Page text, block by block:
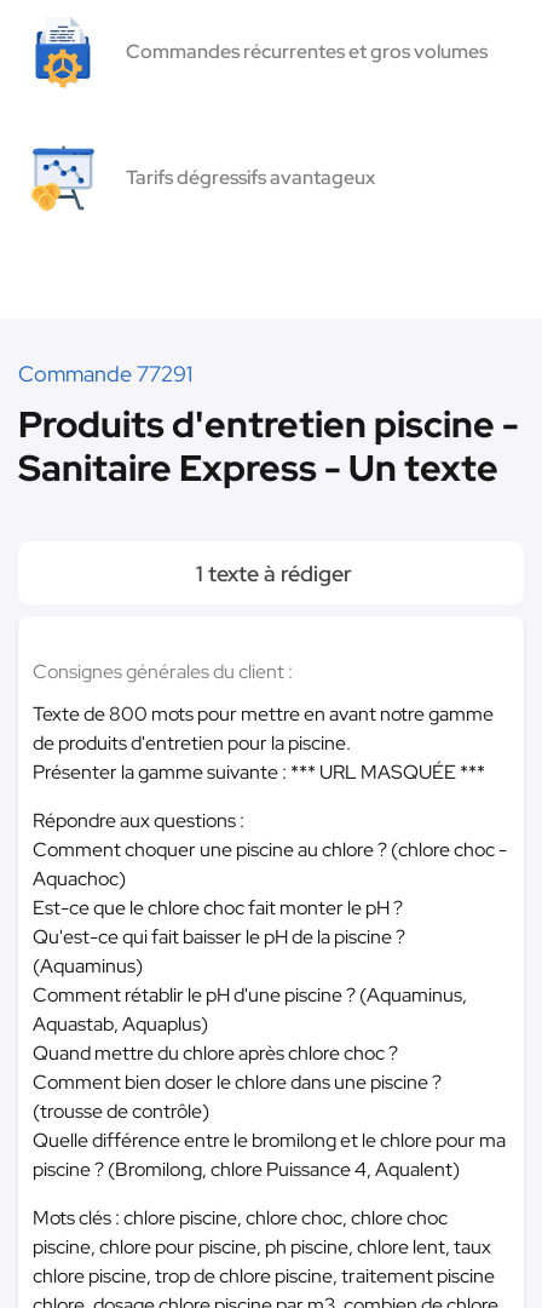
Commandes récurrentes et gros volumes
Tarifs dégressifs avantageux
Commande 77291
Produits d'entretien piscine -
Sanitaire Express - Un texte
1 texte à rédiger
Consignes générales du client :
Texte de 800 mots pour mettre en avant notre gamme
de produits d'entretien pour la piscine.
Présenter la gamme suivante : *** URL MASQUÉE ***
Répondre aux questions :
Comment choquer une piscine au chlore ? (chlore choc -
Aquachoc)
Est-ce que le chlore choc fait monter le pH ?
Qu'est-ce qui fait baisser le pH de la piscine ?
(Aquaminus)
Comment rétablir le pH d'une piscine ? (Aquaminus,
Aquastab, Aquaplus)
Quand mettre du chlore après chlore choc ?
Comment bien doser le chlore dans une piscine ?
(trousse de contrôle)
Quelle différence entre le bromilong et le chlore pour ma
piscine ? (Bromilong, chlore Puissance 4, Aqualent)
Mots clés : chlore piscine, chlore choc, chlore choc
piscine, chlore pour piscine, ph piscine, chlore lent, taux
chlore piscine, trop de chlore piscine, traitement piscine